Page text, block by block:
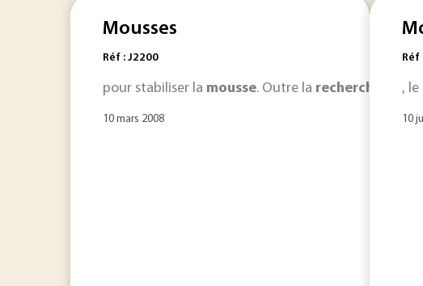
Mousses
Réf : J2200
pour stabiliser la mousse. Outre la recherche d'un
10 mars 2008
Réf
,
10